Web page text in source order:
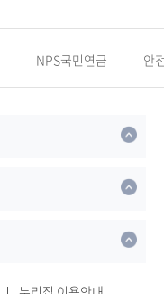
NPS국민연금 안